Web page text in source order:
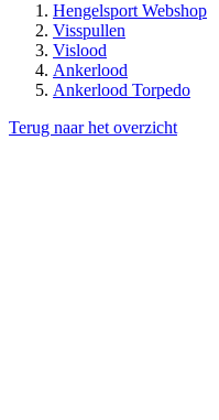
Hengelsport Webshop
Visspullen
Vislood
Ankerlood
Ankerlood Torpedo
Terug naar het overzicht